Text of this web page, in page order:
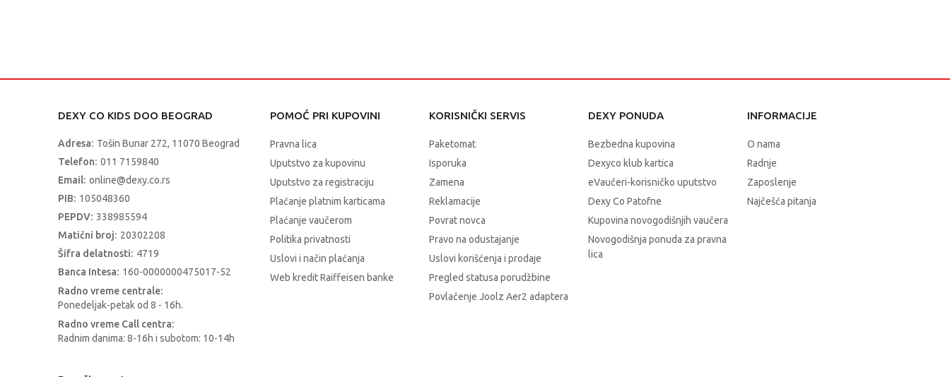
DEXY CO KIDS DOO BEOGRAD
Adresa: Tošin Bunar 272, 11070 Beograd
Telefon: 011 7159840
Email: online@dexy.co.rs
PIB: 105048360
PEPDV: 338985594
Matični broj: 20302208
Šifra delatnosti: 4719
Banca Intesa: 160-0000000475017-52
Radno vreme centrale:
Ponedeljak-petak od 8 - 16h.
Radno vreme Call centra:
Radnim danima: 8-16h i subotom: 10-14h
POMOĆ PRI KUPOVINI
Pravna lica
Uputstvo za kupovinu
Uputstvo za registraciju
Plaćanje platnim karticama
Plaćanje vaučerom
Politika privatnosti
Uslovi i način plaćanja
Web kredit Raiffeisen banke
KORISNIČKI SERVIS
Paketomat
Isporuka
Zamena
Reklamacije
Povrat novca
Pravo na odustajanje
Uslovi korišćenja i prodaje
Pregled statusa porudžbine
Povlačenje Joolz Aer2 adaptera
DEXY PONUDA
Bezbedna kupovina
Dexyco klub kartica
eVaučeri-korisničko uputstvo
Dexy Co Patofne
Kupovina novogodišnjih vaučera
Novogodišnja ponuda za pravna
lica
INFORMACIJE
O nama
Radnje
Zaposlenje
Najčešća pitanja